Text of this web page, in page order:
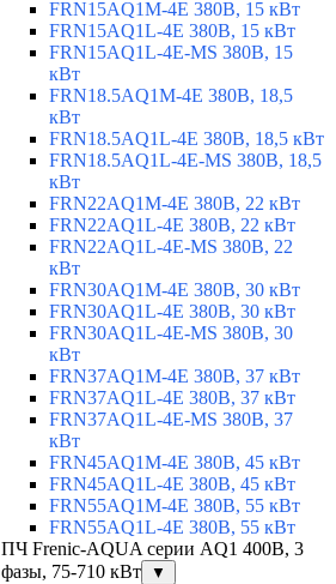
FRN15AQ1M-4E 380В, 15 кВт
FRN15AQ1L-4E 380В, 15 кВт
FRN15AQ1L-4E-MS 380В, 15
кВт
FRN18.5AQ1M-4E 380В, 18,5
кВт
FRN18.5AQ1L-4E 380В, 18,5 кВт
FRN18.5AQ1L-4E-MS 380В, 18,5
кВт
FRN22AQ1M-4E 380В, 22 кВт
FRN22AQ1L-4E 380В, 22 кВт
FRN22AQ1L-4E-MS 380В, 22
кВт
FRN30AQ1M-4E 380В, 30 кВт
FRN30AQ1L-4E 380В, 30 кВт
FRN30AQ1L-4E-MS 380В, 30
кВт
FRN37AQ1M-4E 380В, 37 кВт
FRN37AQ1L-4E 380В, 37 кВт
FRN37AQ1L-4E-MS 380В, 37
кВт
FRN45AQ1M-4E 380В, 45 кВт
FRN45AQ1L-4E 380В, 45 кВт
FRN55AQ1M-4E 380В, 55 кВт
FRN55AQ1L-4E 380В, 55 кВт
ПЧ Frenic-AQUA серии AQ1 400В, 3
фазы, 75-710 кВт
▼